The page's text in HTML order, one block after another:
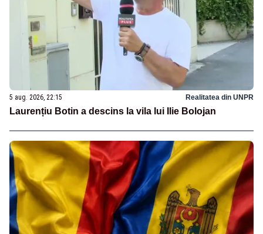
5 aug. 2026, 22:15 Realitatea din UNPR
Laurențiu Botin a descins la vila lui Ilie Bolojan